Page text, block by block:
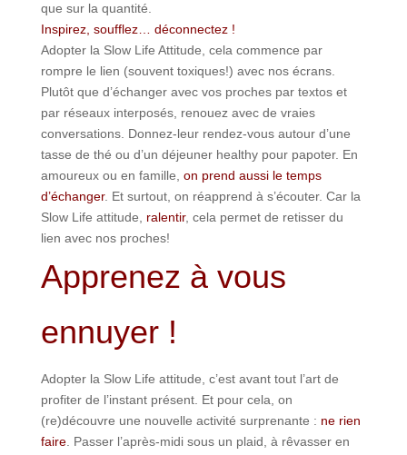
que sur la quantité.
Inspirez, soufflez… déconnectez !
Adopter la Slow Life Attitude, cela commence par
rompre le lien (souvent toxiques!) avec nos écrans.
Plutôt que d’échanger avec vos proches par textos et
par réseaux interposés, renouez avec de vraies
conversations. Donnez-leur rendez-vous autour d’une
tasse de thé ou d’un déjeuner healthy pour papoter. En
amoureux ou en famille, on prend aussi le temps
d’échanger. Et surtout, on réapprend à s’écouter. Car la
Slow Life attitude, ralentir, cela permet de retisser du
lien avec nos proches!
Apprenez à vous
ennuyer !
Adopter la Slow Life attitude, c’est avant tout l’art de
profiter de l’instant présent. Et pour cela, on
(re)découvre une nouvelle activité surprenante : ne rien
faire. Passer l’après-midi sous un plaid, à rêvasser en